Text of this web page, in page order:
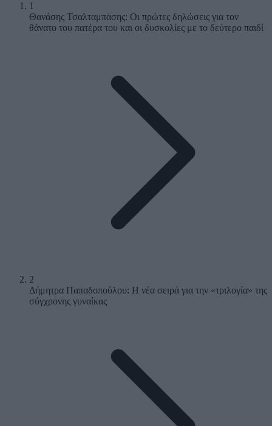
1
Θανάσης Τσαλταμπάσης: Οι πρώτες δηλώσεις για τον
θάνατο του πατέρα του και οι δυσκολίες με το δεύτερο παιδί
2
Δήμητρα Παπαδοπούλου: Η νέα σειρά για την «τριλογία» της
σύγχρονης γυναίκας